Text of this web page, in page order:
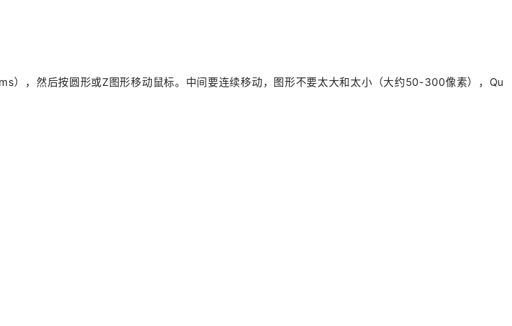
），然后按圆形或Z图形移动鼠标。中间要连续移动，图形不要太大和太小（大约50-300像素），Qu